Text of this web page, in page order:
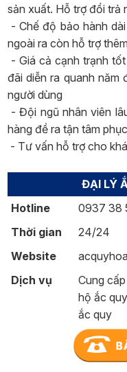
sản xuất. Hỗ trợ đổi trả
- Chế độ bảo hành
ngoài ra còn hỗ trợ
- Giá cả cạnh trạnh
đãi diễn ra quanh năm
người dùng
- Đội ngũ nhân viên
hàng đề ra tận tâm
- Tư vấn hỗ trợ cho
ĐẠI LÝ
Hotline
0937 38
Thời gian
24/24
Website
Dịch vụ
Cung
hộ ắc
ắc quy